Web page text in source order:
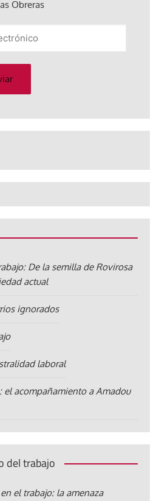
Obreras
De la semilla de Rovirosa
actual
ignorados
laboral
el acompañamiento a Amadou
del trabajo
el trabajo: la amenaza